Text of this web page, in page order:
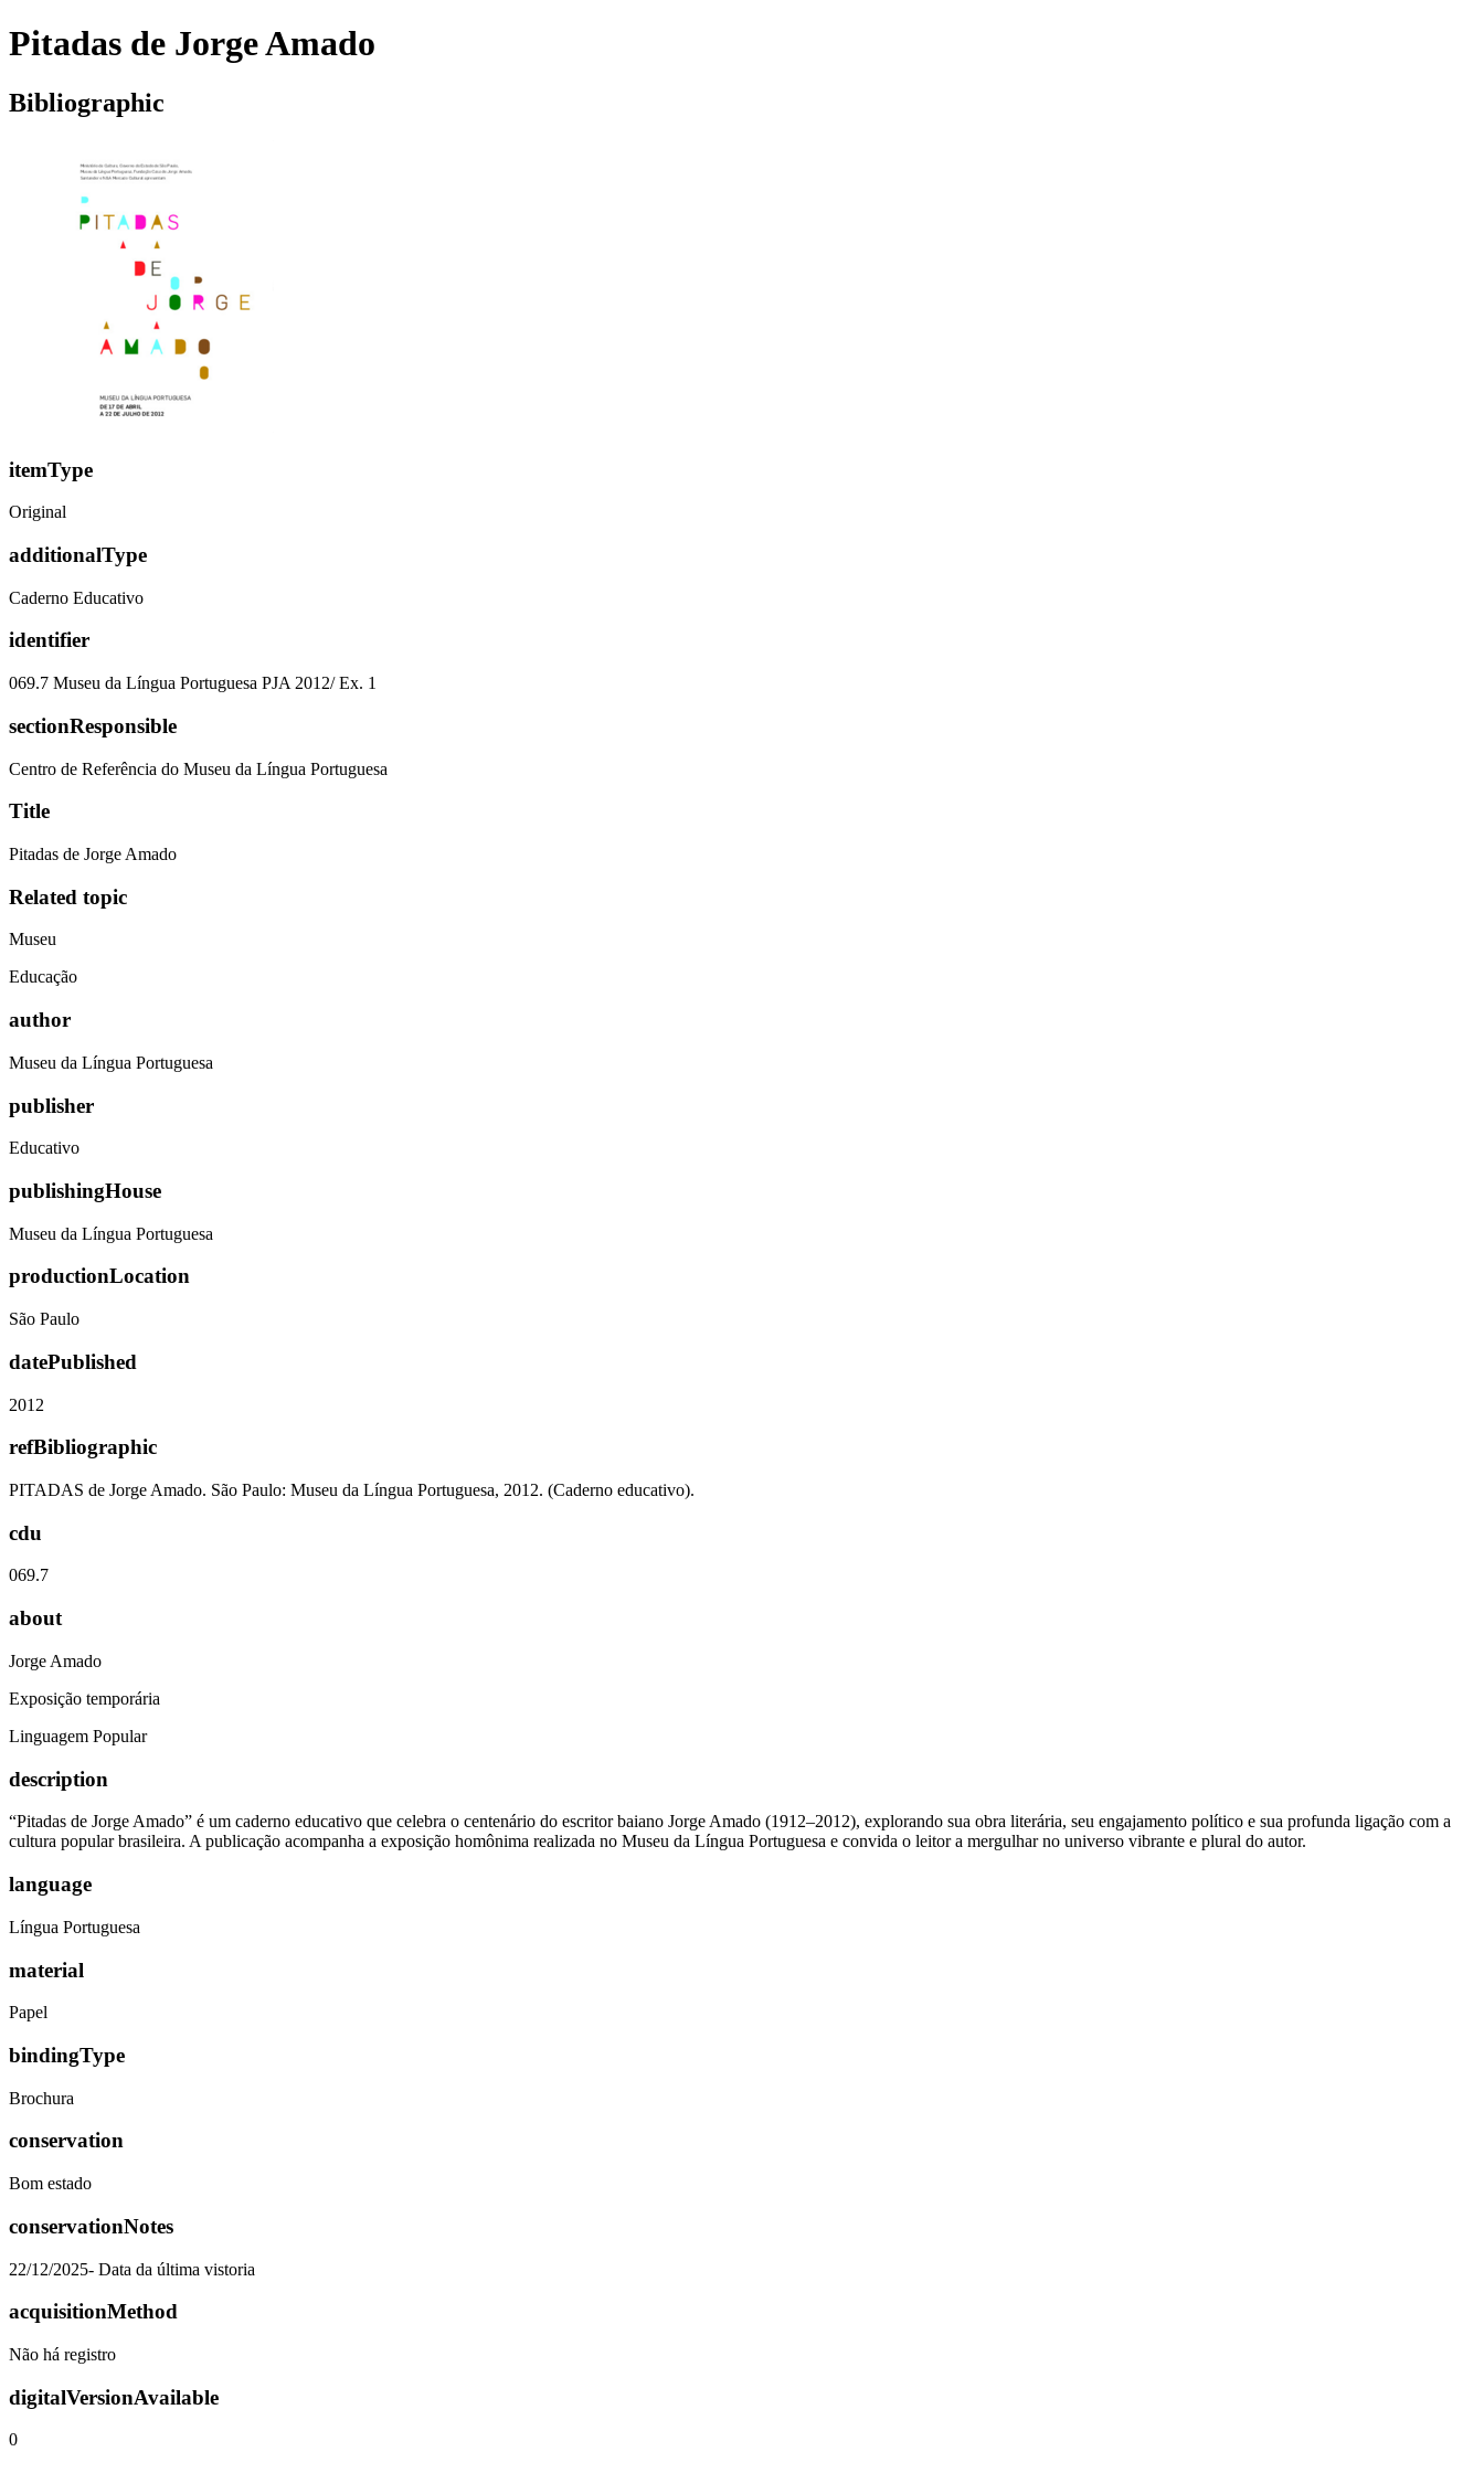
Pitadas de Jorge Amado
Bibliographic
itemType
Original
additionalType
Caderno Educativo
identifier
069.7 Museu da Língua Portuguesa PJA 2012/ Ex. 1
sectionResponsible
Centro de Referência do Museu da Língua Portuguesa
Title
Pitadas de Jorge Amado
Related topic
Museu
Educação
author
Museu da Língua Portuguesa
publisher
Educativo
publishingHouse
Museu da Língua Portuguesa
productionLocation
São Paulo
datePublished
2012
refBibliographic
PITADAS de Jorge Amado. São Paulo: Museu da Língua Portuguesa, 2012. (Caderno educativo).
cdu
069.7
about
Jorge Amado
Exposição temporária
Linguagem Popular
description
“Pitadas de Jorge Amado” é um caderno educativo que celebra o centenário do escritor baiano Jorge Amado (1912–2012), explorando sua obra literária, seu engajamento político e sua profunda ligação com a
cultura popular brasileira. A publicação acompanha a exposição homônima realizada no Museu da Língua Portuguesa e convida o leitor a mergulhar no universo vibrante e plural do autor.
language
Língua Portuguesa
material
Papel
bindingType
Brochura
conservation
Bom estado
conservationNotes
22/12/2025- Data da última vistoria
acquisitionMethod
Não há registro
digitalVersionAvailable
0